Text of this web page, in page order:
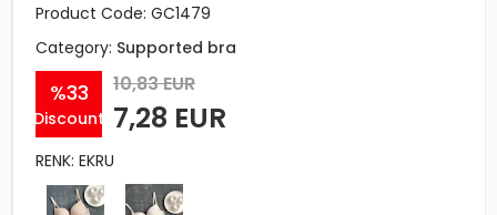
Product Code: GC1479
Category: Supported bra
%33
Discount
10,83 EUR
7,28 EUR
RENK: EKRU